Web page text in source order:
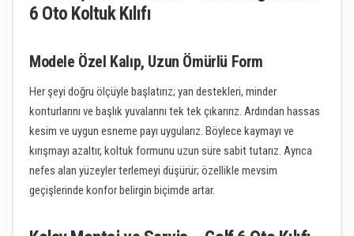
6 Oto Koltuk Kılıfı
Modele Özel Kalıp, Uzun Ömürlü Form
Her şeyi doğru ölçüyle başlatırız; yan destekleri, minder
konturlarını ve başlık yuvalarını tek tek çıkarırız. Ardından hassas
kesim ve uygun esneme payı uygularız. Böylece kaymayı ve
kırışmayı azaltır, koltuk formunu uzun süre sabit tutarız. Ayrıca
nefes alan yüzeyler terlemeyi düşürür; özellikle mevsim
geçişlerinde konfor belirgin biçimde artar.